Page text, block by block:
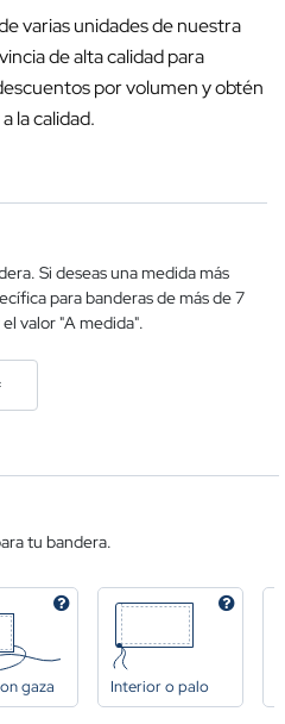
varias unidades de nuestra
de alta calidad para
por volumen y obtén
la calidad.
Si deseas una medida más
para banderas de más de 7
valor "A medida".
tu bandera.
gaza Interior o palo